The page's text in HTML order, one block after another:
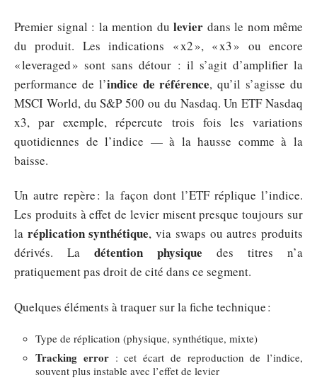
Premier signal : la mention du levier dans le nom même
du produit. Les indications « x2 », « x3 » ou encore
« leveraged » sont sans détour : il s’agit d’amplifier la
performance de l’indice de référence, qu’il s’agisse du
MSCI World, du S&P 500 ou du Nasdaq. Un ETF Nasdaq
x3, par exemple, répercute trois fois les variations
quotidiennes de l’indice — à la hausse comme à la
baisse.
Un autre repère : la façon dont l’ETF réplique l’indice.
Les produits à effet de levier misent presque toujours sur
la réplication synthétique, via swaps ou autres produits
dérivés. La détention physique des titres n’a
pratiquement pas droit de cité dans ce segment.
Quelques éléments à traquer sur la fiche technique :
Type de réplication (physique, synthétique, mixte)
Tracking error: cet écart de reproduction de l’indice,
souvent plus instable avec l’effet de levier